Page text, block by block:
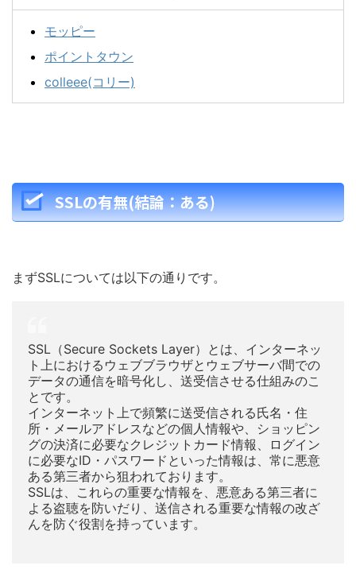
モッピー
ポイントタウン
colleee(コリー)
SSLの有無(結論：ある)
まずSSLについては以下の通りです。
SSL（Secure Sockets Layer）とは、インターネッ
ト上におけるウェブブラウザとウェブサーバ間での
データの通信を暗号化し、送受信させる仕組みのこ
とです。
インターネット上で頻繁に送受信される氏名・住
所・メールアドレスなどの個人情報や、ショッピン
グの決済に必要なクレジットカード情報、ログイン
に必要なID・パスワードといった情報は、常に悪意
ある第三者から狙われております。
SSLは、これらの重要な情報を、悪意ある第三者に
よる盗聴を防いだり、送信される重要な情報の改ざ
んを防ぐ役割を持っています。